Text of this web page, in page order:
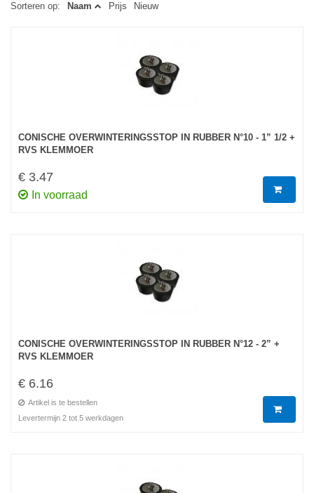
Sorteren op: Naam Prijs Nieuw
CONISCHE OVERWINTERINGSSTOP IN RUBBER N°10 - 1” 1/2 +
RVS KLEMMOER
€ 3.47
In voorraad
CONISCHE OVERWINTERINGSSTOP IN RUBBER N°12 - 2” +
RVS KLEMMOER
€ 6.16
Artikel is te bestellen
Levertermijn 2 tot 5 werkdagen